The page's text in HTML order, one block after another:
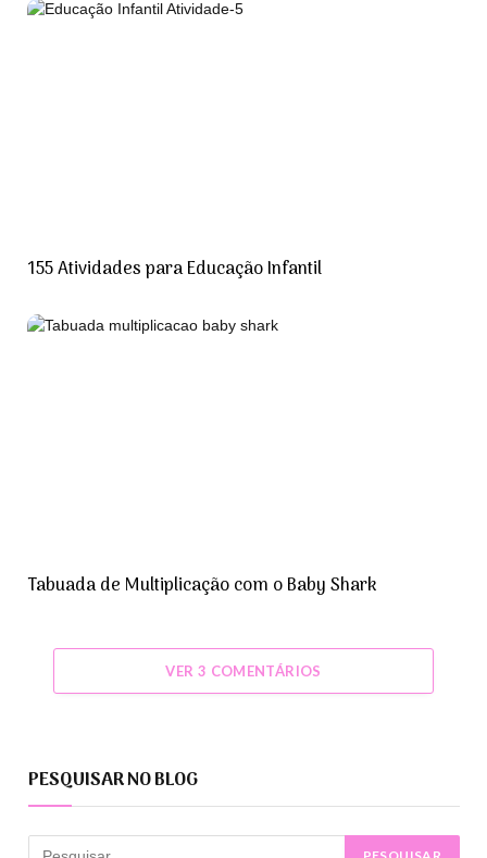
155 Atividades para Educação Infantil
Tabuada de Multiplicação com o Baby Shark
VER 3 COMENTÁRIOS
PESQUISAR NO BLOG